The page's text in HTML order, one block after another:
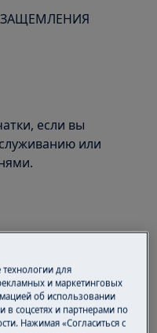
если вы
или
для детей
детали и
для
и маркетинговых
об использовании
в соцсетях и партнерами по
Нажимая «Согласиться с